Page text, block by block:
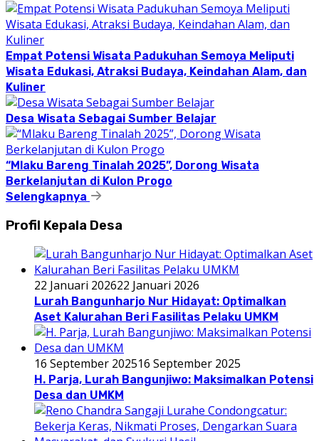
Empat Potensi Wisata Padukuhan Semoya Meliputi
Wisata Edukasi, Atraksi Budaya, Keindahan Alam, dan
Kuliner
Desa Wisata Sebagai Sumber Belajar
“Mlaku Bareng Tinalah 2025”, Dorong Wisata
Berkelanjutan di Kulon Progo
Selengkapnya
Profil Kepala Desa
22 Januari 202622 Januari 2026
Lurah Bangunharjo Nur Hidayat: Optimalkan
Aset Kalurahan Beri Fasilitas Pelaku UMKM
16 September 202516 September 2025
H. Parja, Lurah Bangunjiwo: Maksimalkan Potensi
Desa dan UMKM